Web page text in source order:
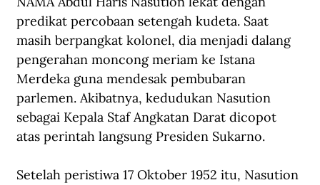
predikat percobaan setengah kudeta. Saat
masih berpangkat kolonel, dia menjadi dalang
pengerahan moncong meriam ke Istana
Merdeka guna mendesak pembubaran
parlemen. Akibatnya, kedudukan Nasution
sebagai Kepala Staf Angkatan Darat dicopot
atas perintah langsung Presiden Sukarno.
Setelah peristiwa 17 Oktober 1952 itu, Nasution